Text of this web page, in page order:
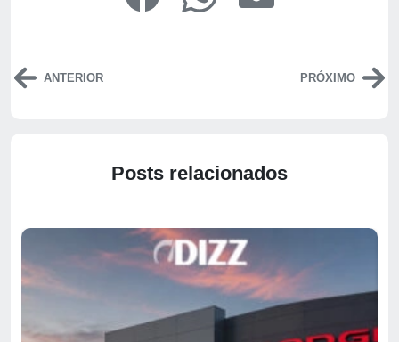
ANTERIOR PRÓXIMO
Posts relacionados